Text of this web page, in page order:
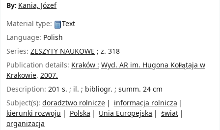
By: Kania, Józef
Material type:
Text
Language: Polish
Series: ZESZYTY NAUKOWE; z. 318
Publication details: Kraków :Wyd. AR im. Hugona Kołłątaja w
Krakowie,2007.
Description: 201 s. ; il. ; bibliogr. ; summ. 24 cm
Subject(s): doradztwo rolnicze
informacja rolnicza
kierunki rozwoju
Polska Unia Europejska
świat
organizacja